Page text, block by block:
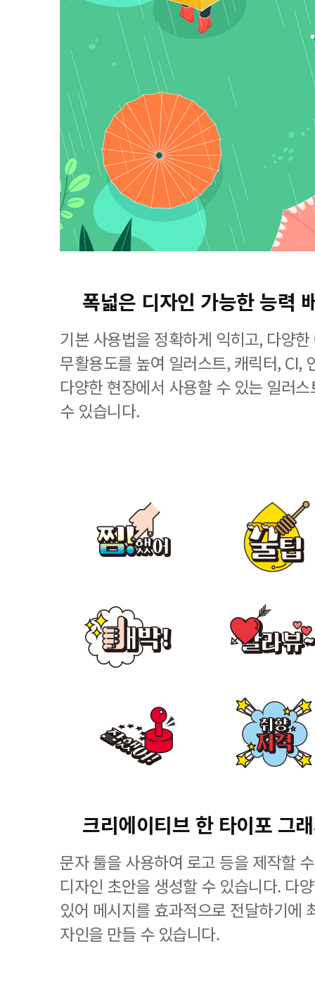
폭넓은 디자인 가능한 능력
기본 사용법을 정확하게 익히고, 다양
무활용도를 높여 일러스트, 캐릭터, CI,
다양한 현장에서 사용할 수 있는 일러
수 있습니다.
크리에이티브 한 타이포 그
문자 툴을 사용하여 로고 등을 제작할
디자인 초안을 생성할 수 있습니다. 다
있어 메시지를 효과적으로 전달하기에
자인을 만들 수 있습니다.